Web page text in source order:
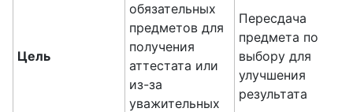
Цель
обязательных
предметов для
получения
аттестата или
из-за
уважительных
Пересдача
предмета по
выбору для
улучшения
результата